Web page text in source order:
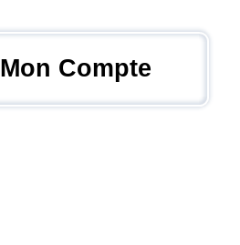
Mon Compte